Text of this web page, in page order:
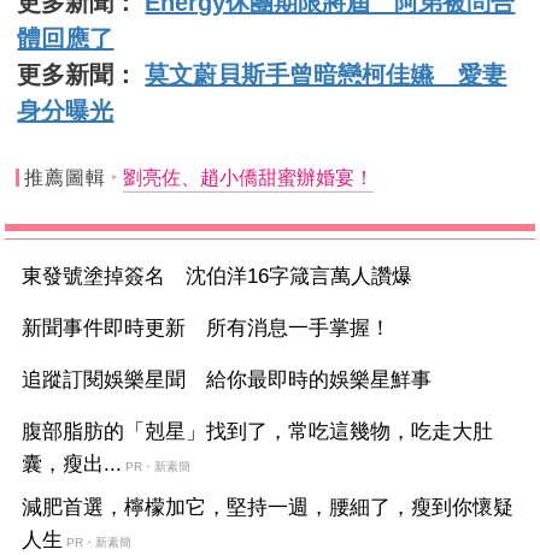
體回應了
更多新聞：莫文蔚貝斯手曾暗戀柯佳嬿 愛妻
身分曝光
推薦圖輯 劉亮佐、趙小僑甜蜜辦婚宴！
東發號塗掉簽名 沈伯洋16字箴言萬人讚爆
新聞事件即時更新 所有消息一手掌握！
追蹤訂閱娛樂星聞 給你最即時的娛樂星鮮事
腹部脂肪的「剋星」找到了，常吃這幾物，吃走大肚
囊，瘦出... PR・新素簡
減肥首選，檸檬加它，堅持一週，腰細了，瘦到你懷疑
人生 PR・新素簡